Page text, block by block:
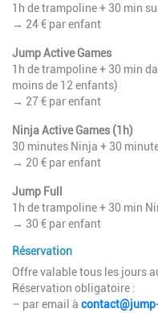
1h de trampoline + 30 min
→ 24 € par enfant
Jump Active Games
1h de trampoline + 30 min
moins de 12 enfants)
→ 27 € par enfant
Ninja Active Games (1h)
30 minutes Ninja + 30
→ 20 € par enfant
Jump Full
1h de trampoline + 30 min
→ 30 € par enfant
Réservation
Offre valable tous les jours
Réservation obligatoire :
– par email à